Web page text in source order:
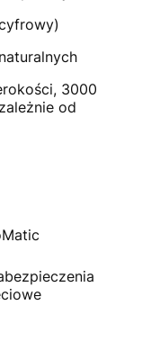
3000
od